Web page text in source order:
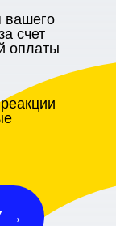
вашего
счет
оплаты
→